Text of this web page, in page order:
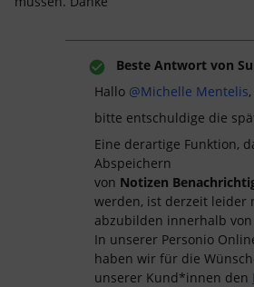
Beste Antwort von
Hallo @Michelle Mentelis,
bitte entschuldige die
Eine derartige Funktion,
Abspeichern
von Notizen
werden, ist derzeit leider
abzubilden innerhalb von
In unserer Personio
haben wir für die
unserer Kund*innen den